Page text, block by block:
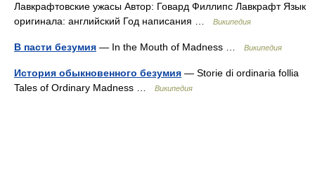
Лавкрафтовские ужасы Автор: Говард Филлипс Лавкрафт Язык
оригинала: английский Год написания …
Википедия
В пасти безумия — In the Mouth of Madness … Википедия
История обыкновенного безумия — Storie di ordinaria follia
Tales of Ordinary Madness …
Википедия